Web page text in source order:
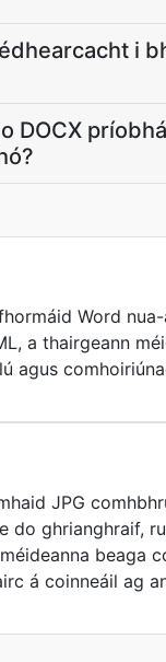
i
DOCX
Word
a thairgeann
agus
JPG
do ghrianghraif,
beaga
á coinneáil ag